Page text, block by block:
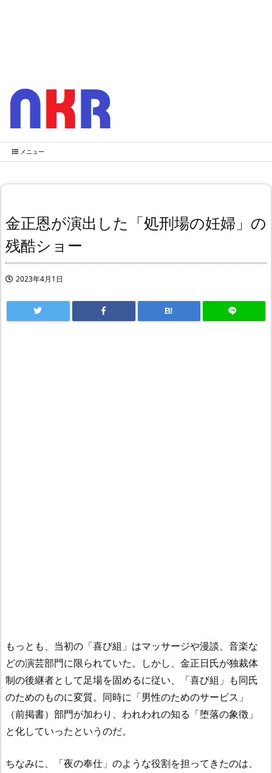
メニュー
金正恩が演出した「処刑場の妊婦」の
残酷ショー
2023年4月1日
B!
もっとも、当初の「喜び組」はマッサージや漫談、音楽な
どの演芸部門に限られていた。しかし、金正日氏が独裁体
制の後継者として足場を固めるに従い、「喜び組」も同氏
のためのものに変質。同時に「男性のためのサービス」
（前掲書）部門が加わり、われわれの知る「堕落の象徴」
と化していったというのだ。
ちなみに、「夜の奉仕」のような役割を担ってきたのは、